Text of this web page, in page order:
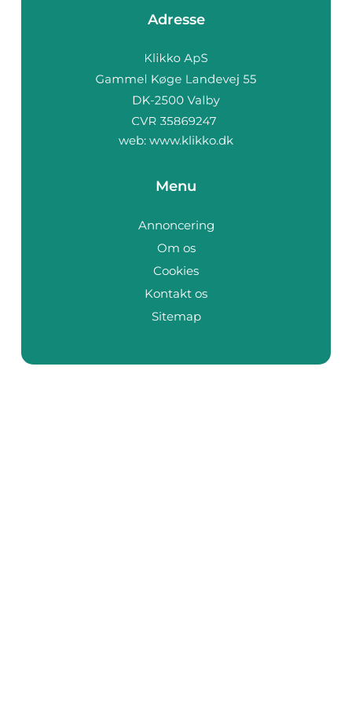
Adresse
web: www.klikko.dk
Menu
Annoncering
Om os
Cookies
Kontakt os
Sitemap